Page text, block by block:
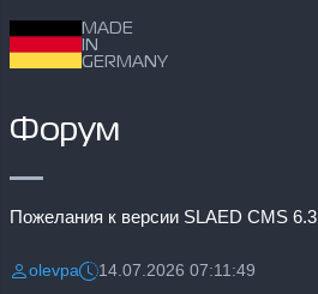
MADE
IN
GERMANY
Форум
Пожелания к версии SLAED CMS 6.3
Разместил:
olevpaДата:14.07.2026 07:11:49